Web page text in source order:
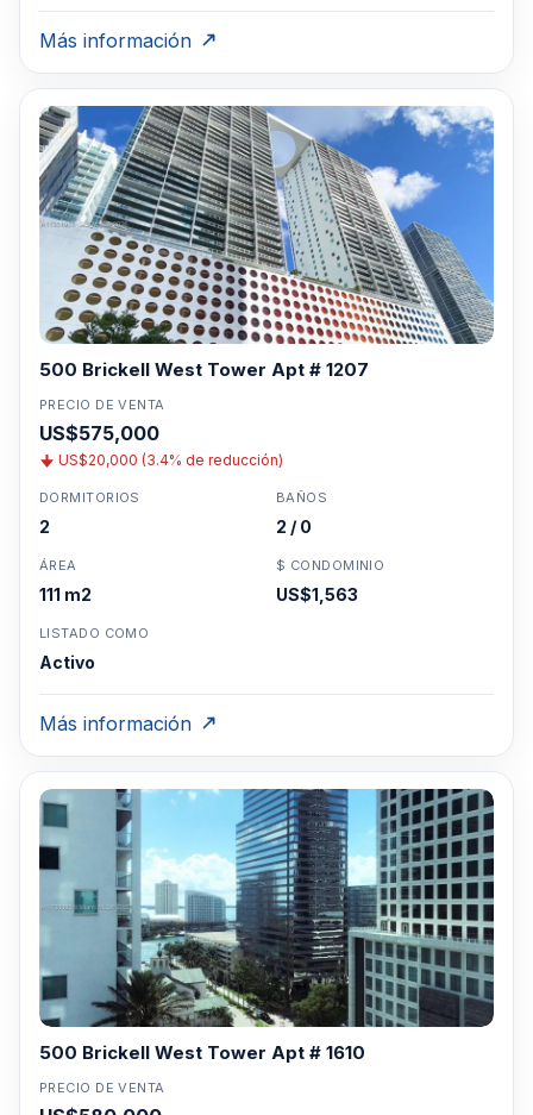
Más información
500 Brickell West Tower Apt # 1207
PRECIO DE VENTA
US$575,000
US$20,000 (3.4% de reducción)
DORMITORIOS
2
BAÑOS
2 / 0
ÁREA
111 m2
$ CONDOMINIO
US$1,563
LISTADO COMO
Activo
Más información
500 Brickell West Tower Apt # 1610
PRECIO DE VENTA